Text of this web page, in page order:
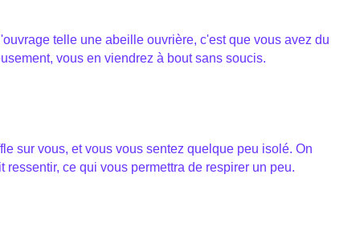
telle une abeille ouvrière, c'est que vous avez du
vous en viendrez à bout sans soucis.
sur vous, et vous vous sentez quelque peu isolé. On
ressentir, ce qui vous permettra de respirer un peu.